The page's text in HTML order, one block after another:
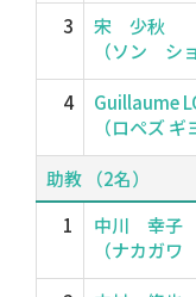
3
宋 少秋
（ソン シ
4
Guillaume
（ロペズ ギ
助教 （2名）
1
中川 幸子
（ナカガワ